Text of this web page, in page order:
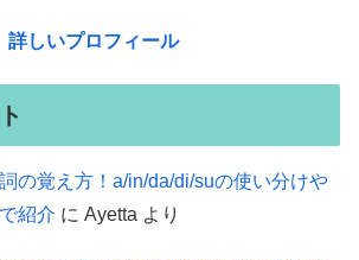
詳しいプロフィール
の覚え方！a/in/da/di/suの使い分けや
紹介 に Ayetta より